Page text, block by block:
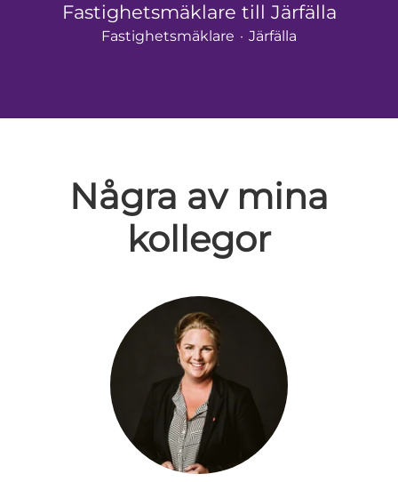
Fastighetsmäklare till Järfälla
Fastighetsmäklare · Järfälla
Några av mina
kollegor